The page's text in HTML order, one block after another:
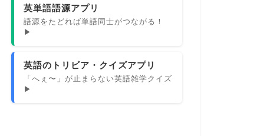
英単語語源アプリ
語源をたどれば単語同士がつながる！
▶
英語のトリビア・クイズアプリ
「へぇ〜」が止まらない英語雑学クイズ
▶